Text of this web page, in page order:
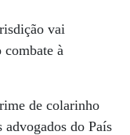
vai
à
de colarinho
advogados do País